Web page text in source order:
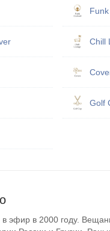
Chill
Golf
эфир в 2000 году.